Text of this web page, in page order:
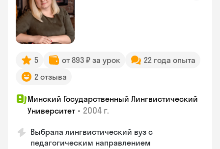
5 от 893 ₽ за урок
22 года опыта
2 отзыва
Минский Государственный Лингвистический
Университет • 2004 г.
Выбрала лингвистический вуз с
педагогическим направлением